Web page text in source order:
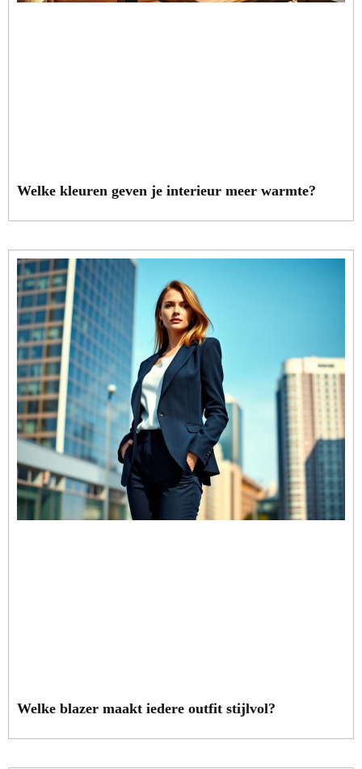
Welke kleuren geven je interieur meer warmte?
Welke blazer maakt iedere outfit stijlvol?